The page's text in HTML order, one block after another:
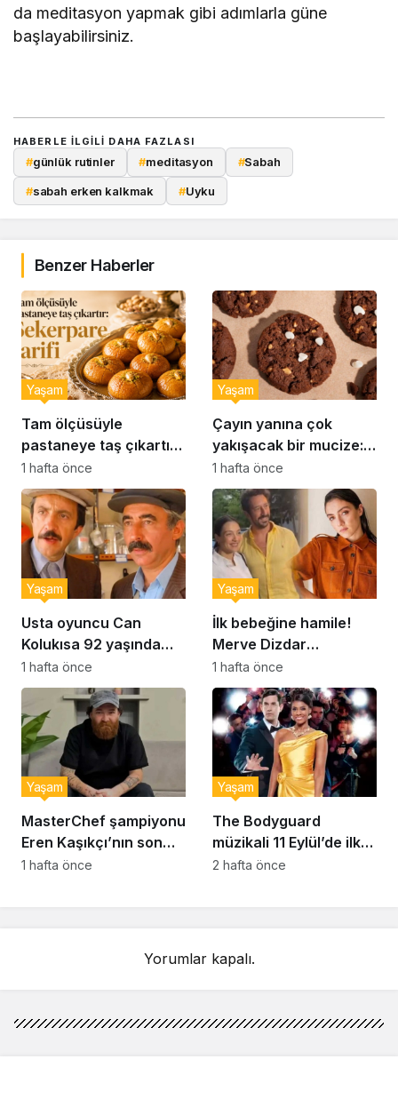
da meditasyon yapmak gibi adımlarla güne
başlayabilirsiniz.
HABERLE ILGILI DAHA FAZLASI
#günlük rutinler #meditasyon #Sabah
#sabah erken kalkmak #Uyku
Benzer Haberler
Tam ölçüsüyle
pastaneye taş çıkartır:
Şekerpare tarifi
Yaşam
1 hafta önce
Çayın yanına çok
yakışacak bir mucize:
Brownie tadında ıslak
kurabiye tarifi…
Yaşam
1 hafta önce
Usta oyuncu Can
Kolukısa 92 yaşında
hayatını kaybetti
Yaşam
1 hafta önce
İlk bebeğine hamile!
Merve Dizdar
sessizliğini bozdu: ‘İsim
bulmak çok zor’
Yaşam
1 hafta önce
MasterChef şampiyonu
Eren Kaşıkçı’nın son
anlarındaki kahreden
Yaşam
1 hafta önce
The Bodyguard
müzikali 11 Eylül’de ilk
kez Türkiye’de
Yaşam
2 hafta önce
Yorumlar kapalı.